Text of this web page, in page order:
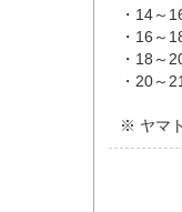
・14～
・16～
・18～
・20～
※ ヤマ